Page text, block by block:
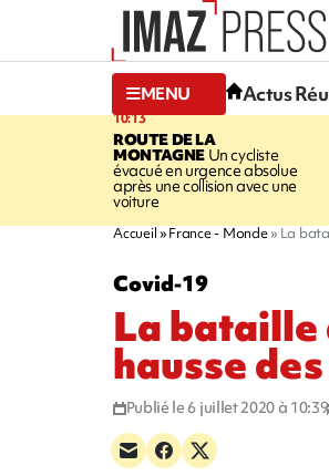
MENU Actus
10:13
ROUTE DE LA
MONTAGNEUn cycliste
évacué en urgence absolue
après une collision avec une
voiture
Accueil France - Monde La
Covid-19
La bataille
hausse
Publié le 6 juillet 2020 à 10:39